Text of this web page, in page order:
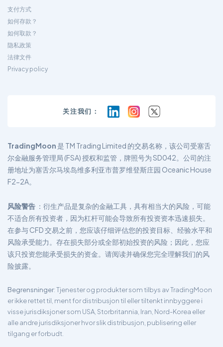
支付方式
如何存款？
如何取款？
隐私政策
法律文件
Privacy policy
关注我们：
TradingMoon 是 TM Trading Limited 的交易名称，该公司受塞舌
尔金融服务管理局 (FSA) 授权和监管，牌照号为 SD042。公司的注
册地址为塞舌尔马埃岛维多利亚市普罗维登斯庄园 Oceanic House
F2-2A。
风险警告 ：衍生产品是复杂的金融工具，具有相当大的风险，可能
不适合所有投资者，因为杠杆可能会导致所有投资资本迅速损失。
在参与 CFD 交易之前，您应该仔细评估您的投资目标、经验水平和
风险承受能力。存在损失部分或全部初始投资的风险；因此，您应
该只投资您能承受损失的资金。请阅读并确保您完全理解我们的风
险披露。
Begrensninger: Tjenester og produkter som tilbys av TradingMoon
er ikke rettet til, ment for distribusjon til eller tiltenkt innbyggere i
visse jurisdiksjoner som USA, Storbritannia, Iran, Nord-Korea eller
alle andre jurisdiksjoner hvor slik distribusjon, publisering eller
tilgang er forbudt.